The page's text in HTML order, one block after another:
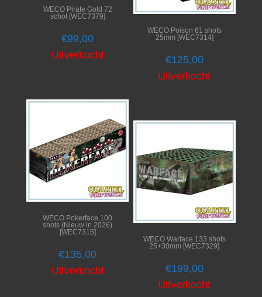
WECO Pirate Gold 72
schot [WEC7379]
€99,00
Uitverkocht
WECO Poison 61 shots
25mm [WEC7314]
€125,00
Uitverkocht
WECO Pokerface 100
shots (Nieuw in 2026)
[WEC7315]
€135,00
Uitverkocht
WECO Warface 133 shots
25+30mm [WEC7329]
€199,00
Uitverkocht